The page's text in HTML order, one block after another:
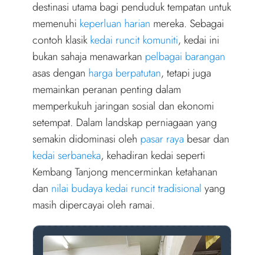
r
)
destinasi utama bagi penduduk tempatan untuk
memenuhi keperluan harian mereka. Sebagai
contoh klasik kedai runcit komuniti, kedai ini
bukan sahaja menawarkan pelbagai barangan
asas dengan harga berpatutan, tetapi juga
memainkan peranan penting dalam
memperkukuh jaringan sosial dan ekonomi
setempat. Dalam landskap perniagaan yang
semakin didominasi oleh pasar raya besar dan
kedai serbaneka, kehadiran kedai seperti
Kembang Tanjong mencerminkan ketahanan
dan nilai budaya kedai runcit tradisional yang
masih dipercayai oleh ramai.